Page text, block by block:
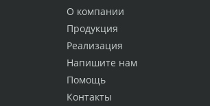
О компании
Продукция
Реализация
Напишите нам
Помощь
Контакты